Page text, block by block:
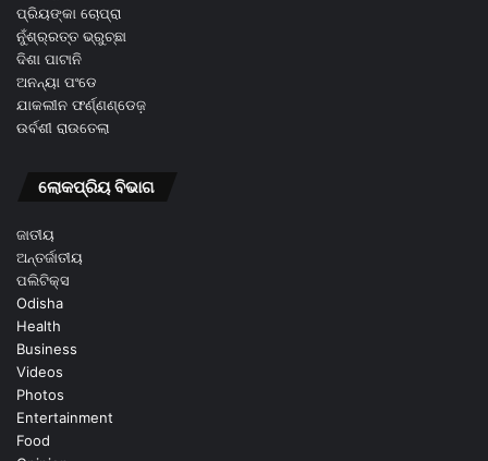
ପ୍ରିୟଙ୍କା ଚୋପ୍ରା
ନୁଁଶ୍ର୍ରତ୍ତ ଭ୍ରୁଚ୍ଛା
ଦିଶା ପାଟାନି
ଅନନ୍ୟା ପଂଡେ
ଯାକଲୀନ ଫର୍ଣ୍ଣଣ୍ଡେଜ଼
ଉର୍ବଶୀ ରାଉତେଲା
ଲୋକପ୍ରିୟ ବିଭାଗ
ଜାତୀୟ
ଅନ୍ତର୍ଜାତୀୟ
ପଲିଟିକ୍ସ
Odisha
Health
Business
Videos
Photos
Entertainment
Food